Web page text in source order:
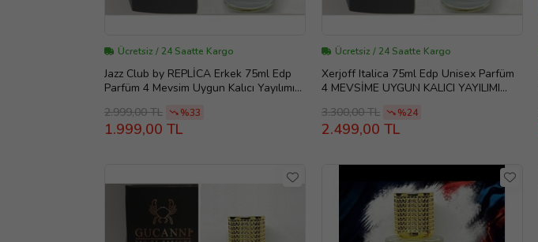
Ücretsiz / 24 Saatte Kargo
Jazz Club by REPLİCA Erkek 75ml Edp
Parfüm 4 Mevsim Uygun Kalıcı Yayılımı
2.999,00 TL %33
1.999,00 TL
Ücretsiz / 24 Saatte Kargo
Xerjoff Italica 75ml Edp Unisex Parfüm
4 MEVSİME UYGUN KALICI YAYILIMI
3.300,00 TL %24
2.499,00 TL